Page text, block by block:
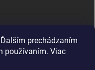
prechádzaním
používaním. Viac